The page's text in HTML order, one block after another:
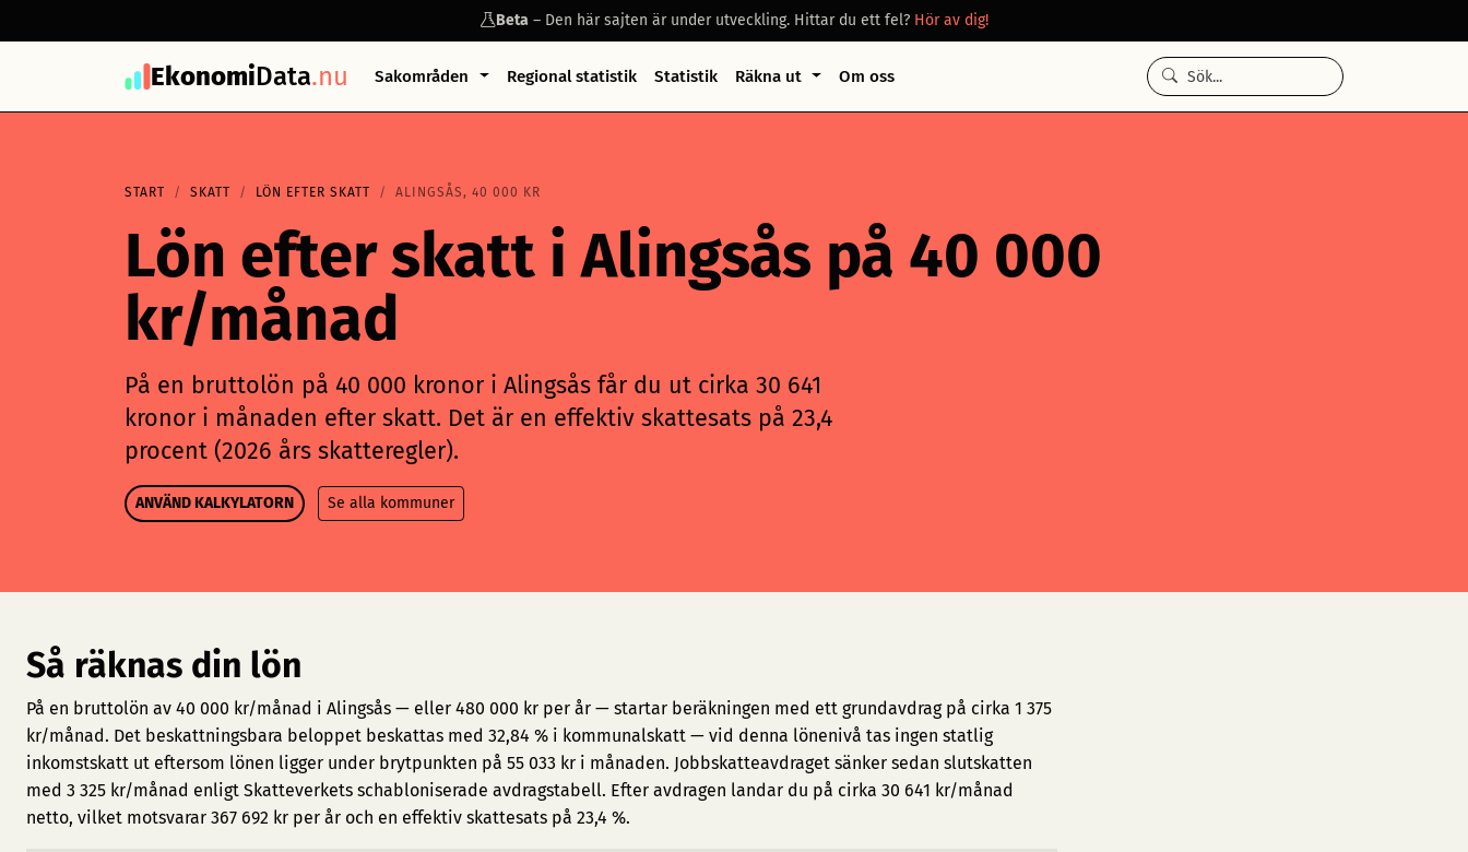
Beta– Den här sajten är under utveckling. Hittar du ett fel? Hör av dig!
EkonomiData.nu Sakområden Regional statistik Statistik Räkna ut Om oss
START SKATT LÖN EFTER SKATT ALINGSÅS, 40 000 KR
Lön efter skatt i Alingsås på 40 000
kr/månad
På en bruttolön på 40 000 kronor i Alingsås får du ut cirka 30 641
kronor i månaden efter skatt. Det är en effektiv skattesats på 23,4
procent (2026 års skatteregler).
ANVÄND KALKYLATORN Se alla kommuner
Så räknas din lön
På en bruttolön av 40 000 kr/månad i Alingsås — eller 480 000 kr per år — startar beräkningen med ett grundavdrag på cirka 1 375
kr/månad. Det beskattningsbara beloppet beskattas med 32,84 % i kommunalskatt — vid denna lönenivå tas ingen statlig
inkomstskatt ut eftersom lönen ligger under brytpunkten på 55 033 kr i månaden. Jobbskatteavdraget sänker sedan slutskatten
med 3 325 kr/månad enligt Skatteverkets schabloniserade avdragstabell. Efter avdragen landar du på cirka 30 641 kr/månad
netto, vilket motsvarar 367 692 kr per år och en effektiv skattesats på 23,4 %.